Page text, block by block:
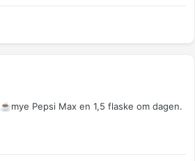
☕️mye Pepsi Max en 1,5 flaske om dagen.